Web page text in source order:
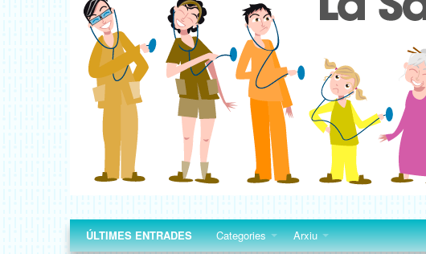
ÚLTIMES ENTRADES Categories Arxiu